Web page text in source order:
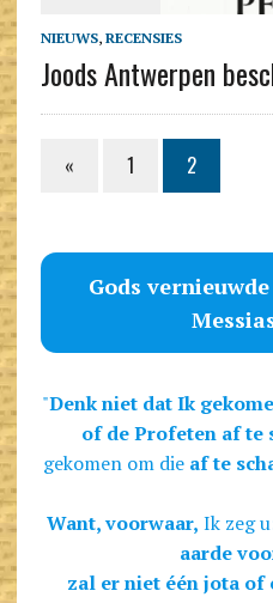
NIEUWS, RECENSIES
Joods Antwerpen
« 1 2
Gods
"Denk niet dat Ik
of de Profeten af te
gekomen om die af te
Want, voorwaar, Ik zeg
aarde
zal er niet één jota